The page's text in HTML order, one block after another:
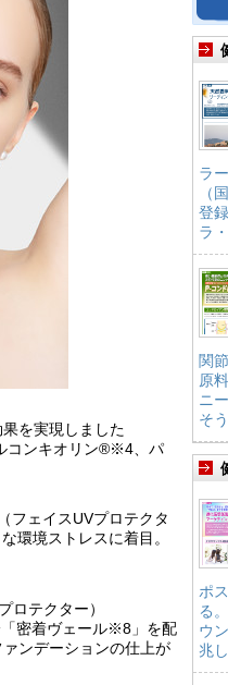
を実現しました
コンキオリン®※4、パ
フェイスUVプロテクタ
環境ストレスに着目。
ロテクター）
密着ヴェール※8」を配
ンデーションの仕上が
ラ
（
登
ラ
関
原
ニ
そ
ポ
る
ウ
兆